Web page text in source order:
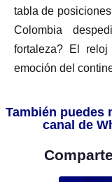
tabla de
Colombia
fortaleza? El
emoción del
También puedes
canal de